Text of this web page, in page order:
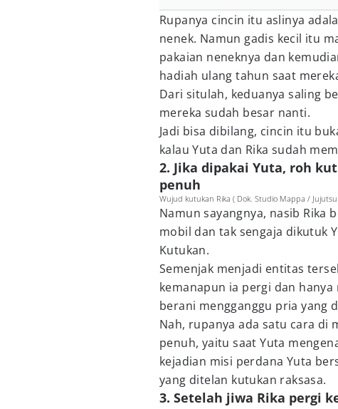
Rupanya cincin itu aslinya
nenek. Namun gadis kecil itu
pakaian neneknya dan
hadiah ulang tahun saat
Dari situlah, keduanya saling
mereka sudah besar nanti.
Jadi bisa dibilang, cincin itu
kalau Yuta dan Rika sudah
2. Jika dipakai Yuta, roh
penuh
Wujud kutukan Rika ( Dok. Studio Mappa / Jujutsu
Namun sayangnya, nasib
mobil dan tak sengaja dikutuk
Kutukan.
Semenjak menjadi entitas
kemanapun ia pergi dan
berani mengganggu pria yang
Nah, rupanya ada satu cara di
penuh, yaitu saat Yuta
kejadian misi perdana Yuta
yang ditelan kutukan raksasa.
3. Setelah jiwa Rika pergi